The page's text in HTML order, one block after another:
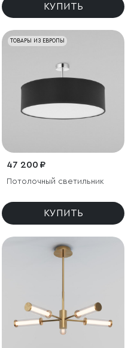
КУПИТЬ
ТОВАРЫ ИЗ ЕВРОПЫ
47 200 ₽
Потолочный светильник
КУПИТЬ